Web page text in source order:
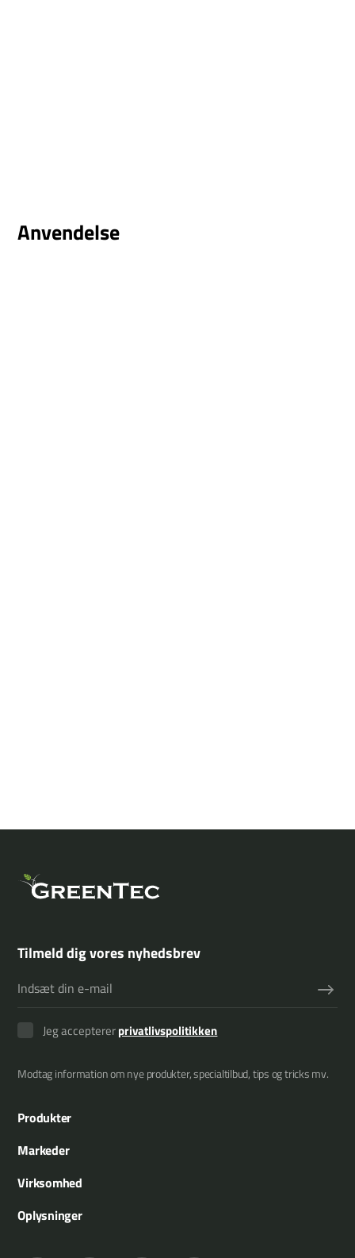
Anvendelse
Tilmeld dig vores nyhedsbrev
Jeg acceptererprivatlivspolitikken
Modtag information om nye produkter, specialtilbud, tips og tricks mv.
Produkter
Armklippere
Træbeskæring
Markeder
Kommuner
Virksomhed
Om os
Oplysninger